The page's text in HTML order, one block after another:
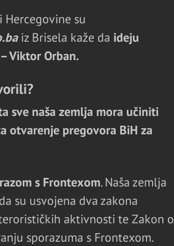
Hercegovine su
iz Brisela kaže da ideju
Viktor Orban.
sve naša zemlja mora učiniti
otvarenje pregovora BiH za
s Frontexom. Naša zemlja
su usvojena dva zakona
aktivnosti te Zakon o
sporazuma s Frontexom.